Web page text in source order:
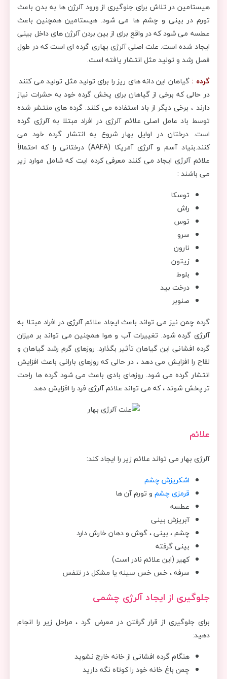
هیستامین در تلاش برای جلوگیری از ورود آلرژن ها به بدن باعث
تورم در بینی و چشم ها می شود. هیستامین همچنین باعث
عطسه می شود که در واقع برای از بین بردن آلرژن های داخل بینی
ایجاد شده است. علت اصلی آلرژی بهاری گرده ای است که در طول
فصل رشد و تولید مثل انتشار یافته است.
گرده :گیاهان این دانه های ریز را برای تولید مثل تولید می کنند.
در حالی که برخی از گیاهان برای پخش گرده خود به حشرات نیاز
دارند ، برخی دیگر از باد استفاده می کنند. گرده های منتشر شده
توسط باد عامل اصلی علائم آلرژی در افراد مبتلا به آلرژی گرده
است. درختان در اوایل بهار شروع به انتشار گرده خود می
کنند.بنیاد آسم و آلرژی آمریکا (AAFA) درختانی را که احتمالاً
علائم آلرژی ایجاد می کنند معرفی کرده ایت که شامل موارد زیر
می باشند :
توسکا
راش
توس
سرو
نارون
زیتون
بلوط
درخت بید
صنوبر
گرده چمن نیز می تواند باعث ایجاد علائم آلرژی در افراد مبتلا به
آلرژی گرده شود. تغییرات آب و هوا همچنین می تواند بر میزان
گرده افشانی این گیاهان تأثیر بگذارد. روزهای گرم رشد گیاهان و
لقاح را افزایش می دهد ، در حالی که روزهای بارانی باعث افزایش
انتشار گرده می شود. روزهای بادی باعث می شود گرده ها راحت
تر پخش شوند ، که می تواند علائم آلرژی فرد را افزایش دهد.
علائم
آلرژی بهار می تواند علائم زیر را ایجاد کند:
اشکریزش چشم
قرمزی چشم و تورم آن ها
عطسه
آبریزش بینی
چشم ، بینی ، گوش و دهان خارش دارد
بینی گرفته
کهیر (این علائم نادر است)
سرفه ، خس خس سینه یا مشکل در تنفس
جلوگیری از ایجاد آلرژی چشمی
برای جلوگیری از قرار گرفتن در معرض گرد ، مراحل زیر را انجام
دهید:
هنگام گرده افشانی از خانه خارج نشوید
چمن باغ خانه خود را کوتاه نگه دارید